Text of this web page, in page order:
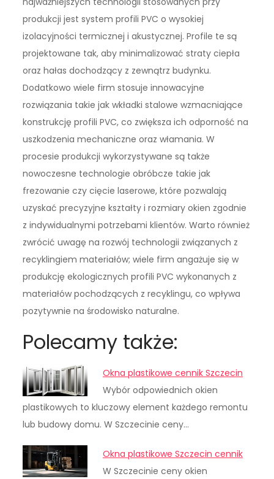
produkcji jest system profili PVC o wysokiej
izolacyjności termicznej i akustycznej. Profile te są
projektowane tak, aby minimalizować straty ciepła
oraz hałas dochodzący z zewnątrz budynku.
Dodatkowo wiele firm stosuje innowacyjne
rozwiązania takie jak wkładki stalowe wzmacniające
konstrukcję profili PVC, co zwiększa ich odporność na
uszkodzenia mechaniczne oraz włamania. W
procesie produkcji wykorzystywane są także
nowoczesne technologie obróbcze takie jak
frezowanie czy cięcie laserowe, które pozwalają
uzyskać precyzyjne kształty i rozmiary okien zgodnie
z indywidualnymi potrzebami klientów. Warto również
zwrócić uwagę na rozwój technologii związanych z
recyklingiem materiałów; wiele firm angażuje się w
produkcję ekologicznych profili PVC wykonanych z
materiałów pochodzących z recyklingu, co wpływa
pozytywnie na środowisko naturalne.
Polecamy także:
Okna plastikowe cennik Szczecin
Wybór odpowiednich okien
plastikowych to kluczowy element każdego remontu
lub budowy domu. W Szczecinie ceny…
Okna plastikowe Szczecin cennik
W Szczecinie ceny okien